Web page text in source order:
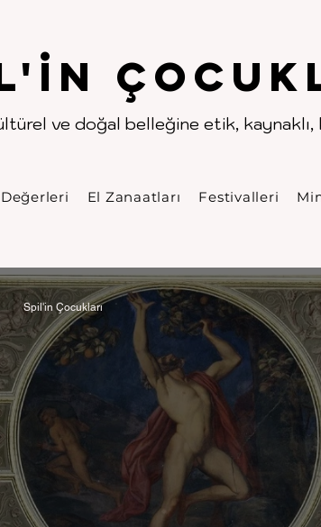
ve doğal belleğine etik, kaynaklı,
.
El Zanaatları Festivalleri
Spil'in Çocukları